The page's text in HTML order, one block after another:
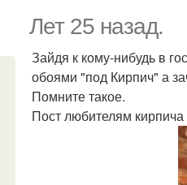
Лет 25 назад.
Зайдя к кому-нибудь в
обоями "под Кирпич" а
Помните такое.
Пост любителям